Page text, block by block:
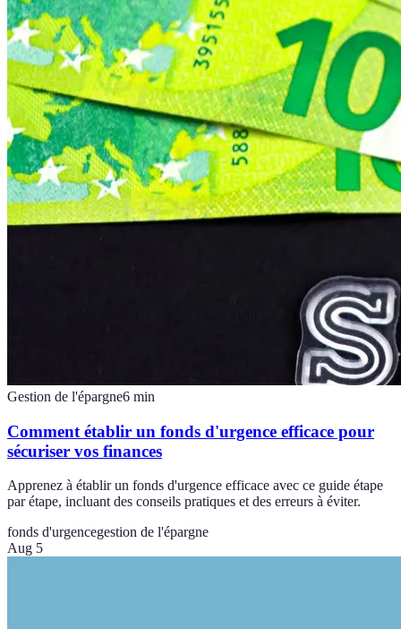
Gestion de l'épargne6 min
Comment établir un fonds d'urgence efficace pour
sécuriser vos finances
Apprenez à établir un fonds d'urgence efficace avec ce guide étape
par étape, incluant des conseils pratiques et des erreurs à éviter.
fonds d'urgencegestion de l'épargne
Aug 5